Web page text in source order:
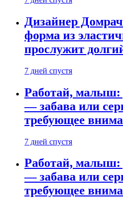
Дизайнер
форма из
прослужит
7 дней спустя
Работай, малыш:
— забава или
требующее
7 дней спустя
Работай, малыш:
— забава или
требующее